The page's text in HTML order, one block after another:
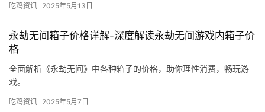
吃鸡资讯 2025年5月13日
永劫无间箱子价格详解-深度解读永劫无间游戏内箱子价
格
全面解析《永劫无间》中各种箱子的价格，助你理性消费，畅玩游
戏。
吃鸡资讯 2025年5月7日